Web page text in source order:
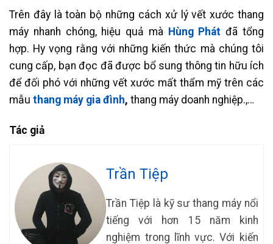
Trên đây là toàn bộ những cách xử lý vết xước thang
máy nhanh chóng, hiệu quả mà Hùng Phát đã tổng
hợp. Hy vọng rằng với những kiến thức mà chúng tôi
cung cấp, bạn đọc đã được bổ sung thông tin hữu ích
để đối phó với những vết xước mất thẩm mỹ trên các
mẫu thang máy gia đình, thang máy doanh nghiệp.,…
Tác giả
Trần Tiệp
Trần Tiệp là kỹ sư thang máy nổi
tiếng với hơn 15 năm kinh
nghiệm trong lĩnh vực. Với kiến